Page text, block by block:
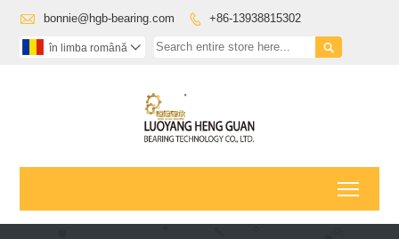
 bonnie@hgb-bearing.com  +86-13938815302

în limba română 